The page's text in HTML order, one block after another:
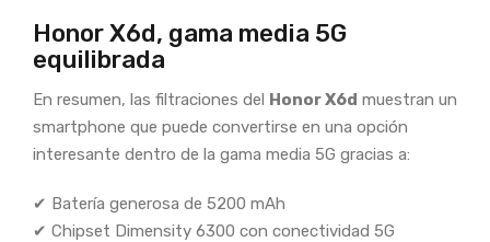
Honor X6d, gama media 5G
equilibrada
En resumen, las filtraciones del Honor X6d muestran un
smartphone que puede convertirse en una opción
interesante dentro de la gama media 5G gracias a:
✔ Batería generosa de 5200 mAh
✔ Chipset Dimensity 6300 con conectividad 5G